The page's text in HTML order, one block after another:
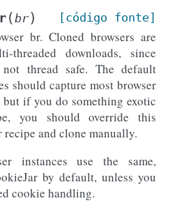
(br) [código fonte]
br. Cloned browsers are
threaded downloads, since
thread safe. The default
should capture most browser
if you do something exotic
you should override this
and clone manually.
instances use the same,
by default, unless you
cookie handling.